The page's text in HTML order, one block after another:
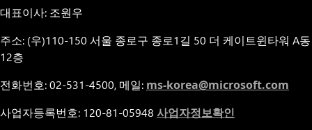
대표이사: 조원우
주소: (우)110-150 서울 종로구 종로1길 50 더 케이트윈타워 A동
12층
전화번호: 02-531-4500, 메일: ms-korea@microsoft.com
사업자등록번호: 120-81-05948 사업자정보확인